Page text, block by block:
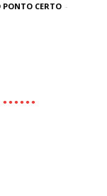
CERTO -